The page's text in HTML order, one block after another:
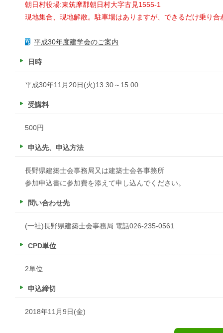
朝日村役場:東筑摩郡朝日村大字古見1555-1
現地集合、現地解散。駐車場はありますが、できるだけ乗り合
平成30年度建学会のご案内
日時
平成30年11月20日(火)13:30～15:00
受講料
500円
申込先、申込方法
長野県建築士会事務局又は建築士会各事務所
参加申込書に参加費を添えて申し込んでください。
問い合わせ先
(一社)長野県建築士会事務局 電話026-235-0561
CPD単位
2単位
申込締切
2018年11月9日(金)